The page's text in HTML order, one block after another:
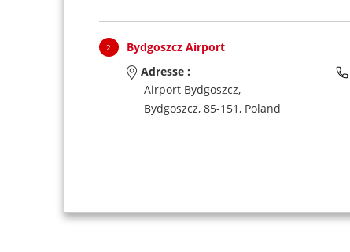
2 Bydgoszcz Airport
Adresse :
Airport Bydgoszcz,
Bydgoszcz, 85-151, Poland